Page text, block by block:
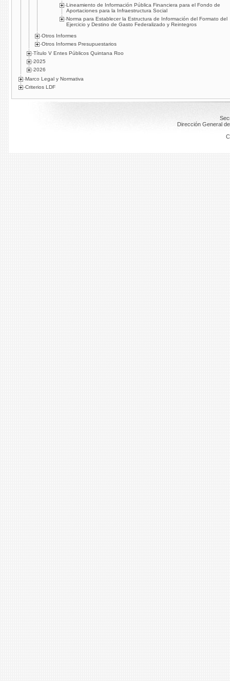
Lineamiento de Información Pública Financiera para el Fondo de
Aportaciones para la Infraestructura Social
Norma para Establecer la Estructura de Información del Formato del
Ejercicio y Destino de Gasto Federalizado y Reintegros
Otros Informes
Otros Informes Presupuestarios
Título V Entes Públicos Quintana Roo
2025
2026
Marco Legal y Normativa
Criterios LDF
Dirección General